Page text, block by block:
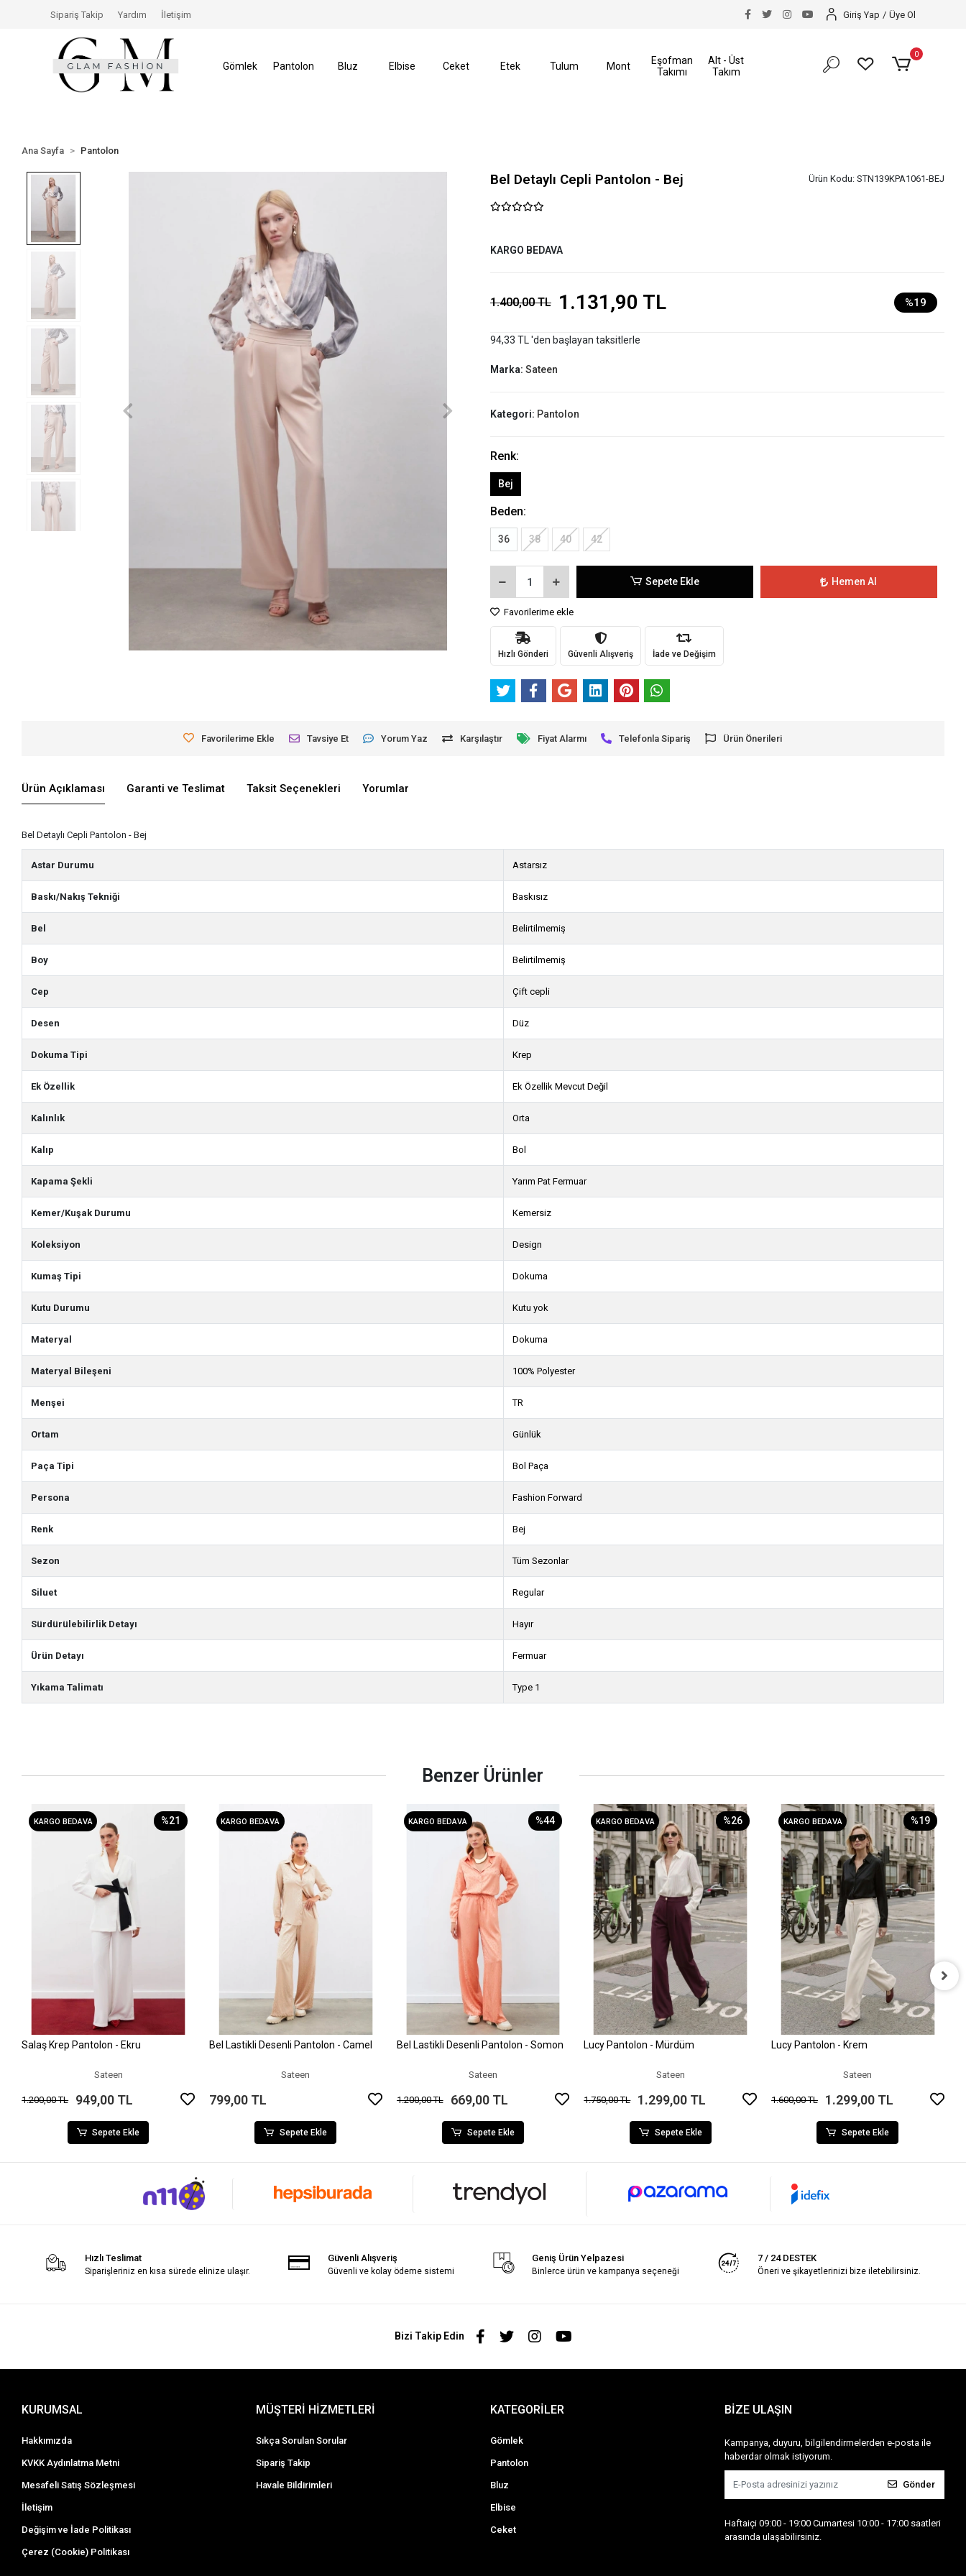
İade Hakkı Size Özel İndirimler Size Özel İndirimler Tüm Alışverişlerinizde
Sipariş Takip Yardım İletişim Giriş Yap / Üye Ol
Gömlek Pantolon Bluz Elbise Ceket Etek Tulum Mont
Eşofman
Takımı
Alt - Üst
Takım
0
Ana Sayfa Pantolon
Bel Detaylı Cepli Pantolon - Bej Ürün Kodu: STN139KPA1061-BEJ
KARGO BEDAVA
1.400,00 TL 1.131,90 TL %19
94,33 TL 'den başlayan taksitlerle
Marka: Sateen
Kategori: Pantolon
Renk:
Bej
Beden:
36 38 40 42
Sepete Ekle Hemen Al
Favorilerime ekle
Hızlı Gönderi Güvenli Alışveriş İade ve Değişim
Favorilerime Ekle Tavsiye Et Yorum Yaz Karşılaştır Fiyat Alarmı Telefonla Sipariş Ürün Önerileri
Ürün Açıklaması Garanti ve Teslimat Taksit Seçenekleri Yorumlar
Bel Detaylı Cepli Pantolon - Bej
Astar Durumu Astarsız
Baskı/Nakış Tekniği Baskısız
Bel Belirtilmemiş
Boy Belirtilmemiş
Cep Çift cepli
Desen Düz
Dokuma Tipi Krep
Ek Özellik Ek Özellik Mevcut Değil
Kalınlık Orta
Kalıp Bol
Kapama Şekli Yarım Pat Fermuar
Kemer/Kuşak Durumu Kemersiz
Koleksiyon Design
Kumaş Tipi Dokuma
Kutu Durumu Kutu yok
Materyal Dokuma
Materyal Bileşeni 100% Polyester
Menşei TR
Ortam Günlük
Paça Tipi Bol Paça
Persona Fashion Forward
Renk Bej
Sezon Tüm Sezonlar
Siluet Regular
Sürdürülebilirlik Detayı Hayır
Ürün Detayı Fermuar
Yıkama Talimatı Type 1
Benzer Ürünler
KARGO BEDAVA %21
Sepete Ekle
Salaş Krep Pantolon - Ekru
Sateen
1.200,00 TL 949,00 TL
Sepete Ekle
KARGO BEDAVA
Sepete Ekle
Bel Lastikli Desenli Pantolon - Camel
Sateen
799,00 TL
Sepete Ekle
KARGO BEDAVA %44
Sepete Ekle
Bel Lastikli Desenli Pantolon - Somon
Sateen
1.200,00 TL 669,00 TL
Sepete Ekle
KARGO BEDAVA %26
Sepete Ekle
Lucy Pantolon - Mürdüm
Sateen
1.750,00 TL 1.299,00 TL
Sepete Ekle
KARGO BEDAVA %19
Sepete Ekle
Lucy Pantolon - Krem
Sateen
1.600,00 TL 1.299,00 TL
Sepete Ekle
Hızlı Teslimat
Siparişleriniz en kısa sürede elinize ulaşır.
Güvenli Alışveriş
Güvenli ve kolay ödeme sistemi
Geniş Ürün Yelpazesi
Binlerce ürün ve kampanya seçeneği
7 / 24 DESTEK
Öneri ve şikayetlerinizi bize iletebilirsiniz.
Bizi Takip Edin
KURUMSAL
Hakkımızda
KVKK Aydınlatma Metni
Mesafeli Satış Sözleşmesi
İletişim
Değişim ve İade Politikası
Çerez (Cookie) Politikası
MÜŞTERİ HİZMETLERİ
Sıkça Sorulan Sorular
Sipariş Takip
Havale Bildirimleri
KATEGORİLER
Gömlek
Pantolon
Bluz
Elbise
Ceket
BİZE ULAŞIN
Kampanya, duyuru, bilgilendirmelerden e-posta ile
haberdar olmak istiyorum.
Gönder
Haftaiçi 09:00 - 19:00 Cumartesi 10:00 - 17:00 saatleri
arasında ulaşabilirsiniz.